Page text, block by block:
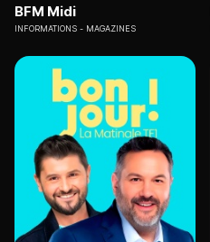
BFM Midi
INFORMATIONS MAGAZINES